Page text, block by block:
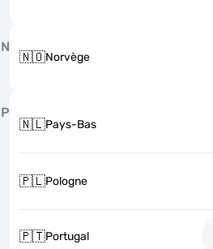
N
🇳🇴Norvège
P
🇳🇱Pays-Bas
🇵🇱Pologne
🇵🇹Portugal